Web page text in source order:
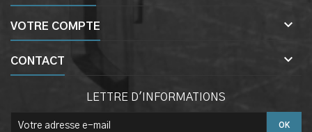
VOTRE COMPTE 
CONTACT 
LETTRE D'INFORMATIONS